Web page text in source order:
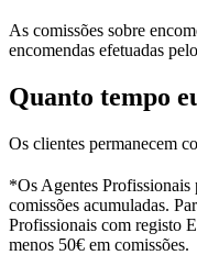
As comissões sobre
encomendas efetuadas
Quanto tempo
Os clientes permanecem
*Os Agentes Profissionais
comissões acumuladas.
Profissionais com registo
menos 50€ em comissões.